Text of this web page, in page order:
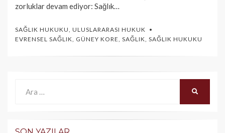
zorluklar devam ediyor: Sağlık…
SAĞLIK HUKUKU ULUSLARARASI HUKUK
EVRENSEL SAĞLIK
GÜNEY KORE SAĞLIK SAĞLIK HUKUKU